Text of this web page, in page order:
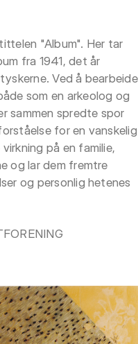
"Album". Her tar
fra 1941, det år
Ved å bearbeide
som en arkeolog og
sammen spredte spor
for en vanskelig
på en familie,
og lar dem fremtre
og personlig hetenes